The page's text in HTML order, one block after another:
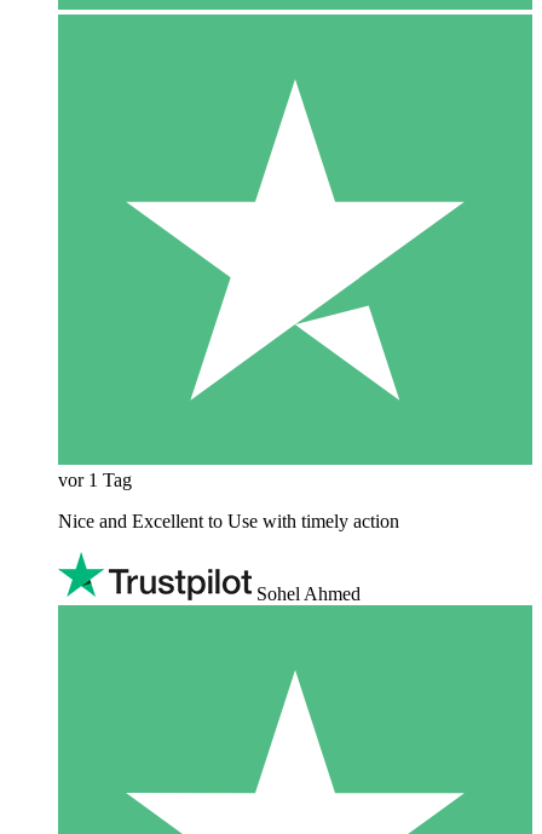
vor 1 Tag
Nice and Excellent to Use with timely action
Sohel Ahmed